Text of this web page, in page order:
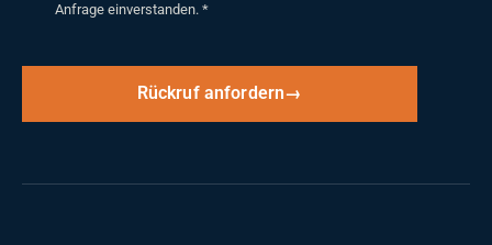
Anfrage einverstanden. *
Rückruf anfordern